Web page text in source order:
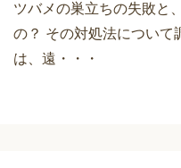
ツバメの巣立ちの失敗と
の？ その対処法について
は、遠・・・